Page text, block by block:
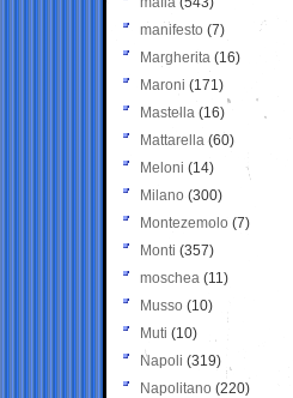
manifesto (7)
Margherita (16)
Maroni (171)
Mastella (16)
Mattarella (60)
Meloni (14)
Milano (300)
Montezemolo (7)
Monti (357)
moschea (11)
Musso (10)
Muti (10)
Napoli (319)
Napolitano (220)